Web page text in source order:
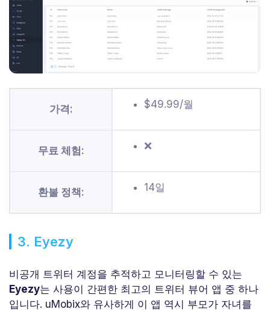
가격: $49.99/월
무료 체험: ❌
환불 정책: 14일
3. Eyezy
비공개 트위터 계정을 추적하고 모니터링할 수 있는
Eyezy는 사용이 간편한 최고의 트위터 뷰어 앱 중 하나
입니다. uMobix와 유사하게 이 앱 역시 부모가 자녀를